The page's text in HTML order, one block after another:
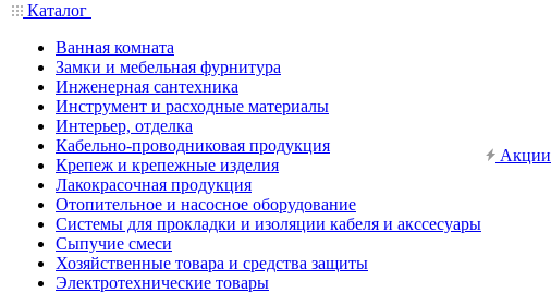
Каталог
Ванная комната
Замки и мебельная фурнитура
Инженерная сантехника
Инструмент и расходные материалы
Интерьер, отделка
Кабельно-проводниковая продукция
Крепеж и крепежные изделия
Лакокрасочная продукция
Отопительное и насосное оборудование
Системы для прокладки и изоляции кабеля и акссесуары
Сыпучие смеси
Хозяйственные товара и средства защиты
Электротехнические товары
Акции